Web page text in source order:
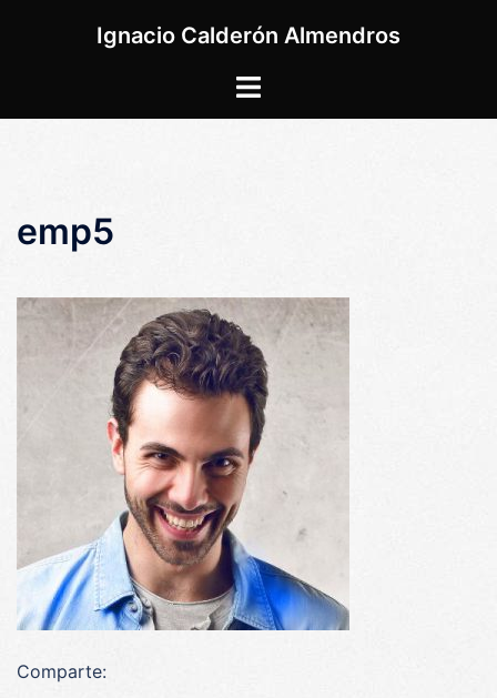
Ignacio Calderón Almendros
Alternar
emp5
Comparte: